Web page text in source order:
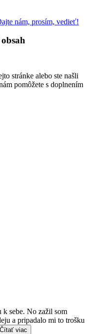
nám, prosím, vedieť!
stránke alebo ste našli
pomôžete s doplnením
k sebe. No zažil som
a pripadalo mi to trošku
Čítať viac